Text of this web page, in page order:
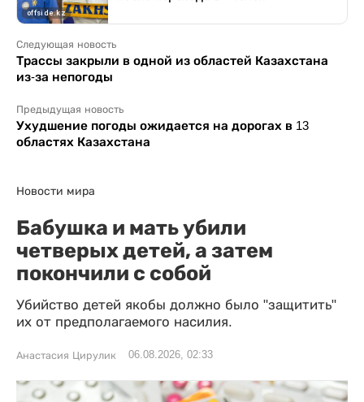
Следующая новость
Трассы закрыли в одной из областей Казахстана
из-за непогоды
Предыдущая новость
Ухудшение погоды ожидается на дорогах в 13
областях Казахстана
Новости мира
Бабушка и мать убили
четверых детей, а затем
покончили с собой
Убийство детей якобы должно было "защитить"
их от предполагаемого насилия.
Анастасия Цирулик 06.08.2026, 02:33